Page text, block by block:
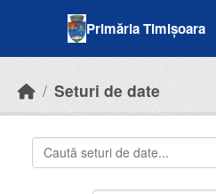
Primăria Timișoara
Seturi de date